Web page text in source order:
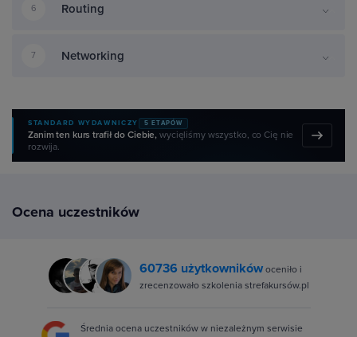
6 Routing
7 Networking
STANDARD WYDAWNICZY 5 ETAPÓW
Zanim ten kurs trafił do Ciebie,wycięliśmy wszystko, co Cię nie
rozwija.
Ocena uczestników
60736 użytkownikówoceniło i
zrecenzowało szkolenia strefakursów.pl
Średnia ocena uczestników w niezależnym serwisie